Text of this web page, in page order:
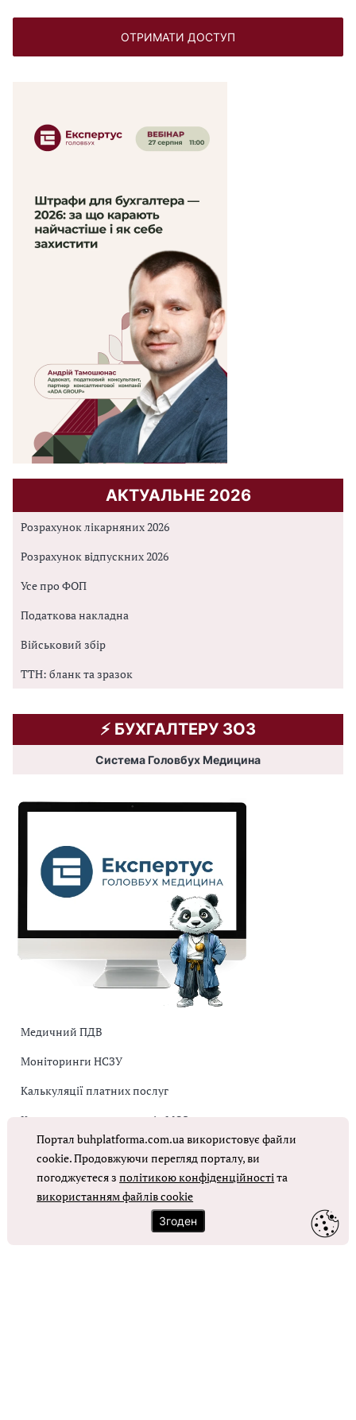
ОТРИМАТИ ДОСТУП
АКТУАЛЬНЕ 2026
Розрахунок лікарняних 2026
Розрахунок відпускних 2026
Усе про ФОП
Податкова накладна
Військовий збір
ТТН: бланк та зразок
⚡️ БУХГАЛТЕРУ ЗОЗ
Система Головбух Медицина
Медичний ПДВ
Моніторинги НСЗУ
Калькуляції платних послуг
Коригувальна накладна від МОЗ
Оплата праці в КНП
ОТРИМАТИ ДОСТУП
Портал buhplatforma.com.ua використовує файли
cookie. Продовжуючи перегляд порталу, ви
погоджуєтеся зполітикою конфіденційностіта
використанням файлів cookie
Згоден